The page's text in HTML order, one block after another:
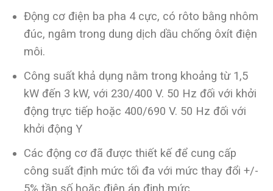
Động cơ điện ba pha 4 cực, có rôto bằng nhôm
đúc, ngâm trong dung dịch dầu chống ôxít điện
môi.
Công suất khả dụng nằm trong khoảng từ 1,5
kW đến 3 kW, với 230/400 V. 50 Hz đối với khởi
động trực tiếp hoặc 400/690 V. 50 Hz đối với
khởi động Y
Các động cơ đã được thiết kế để cung cấp
công suất định mức tối đa với mức thay đổi +/-
5% tần số hoặc điện áp định mức